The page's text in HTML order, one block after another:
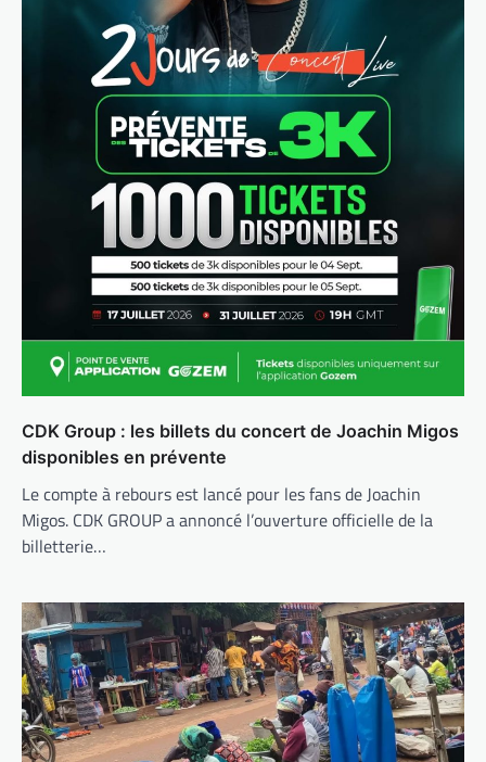
CDK Group : les billets du concert de Joachin Migos
disponibles en prévente
Le compte à rebours est lancé pour les fans de Joachin
Migos. CDK GROUP a annoncé l’ouverture officielle de la
billetterie…